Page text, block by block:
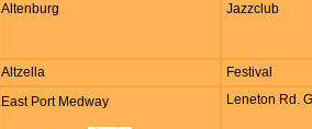
Altenburg Jazzclub
Altzella
Festival
East Port Medway Leneton Rd.